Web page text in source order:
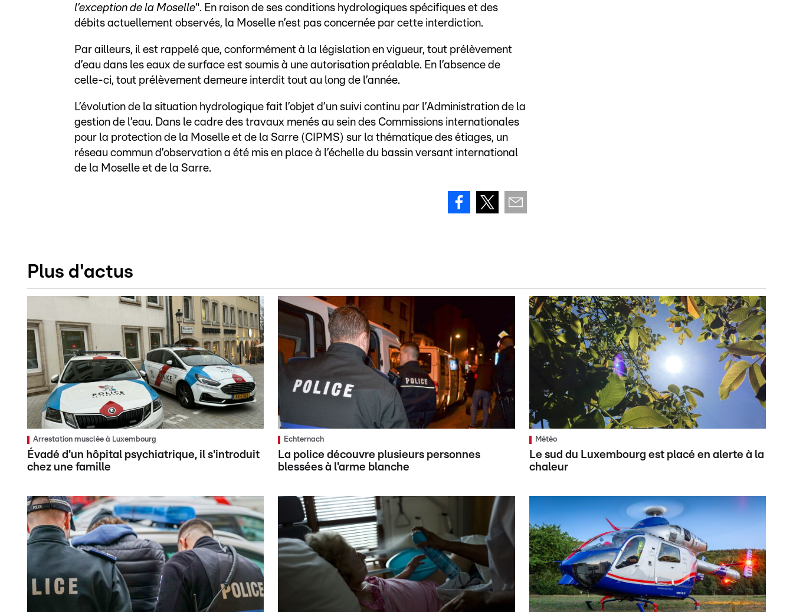
l’exception de la Moselle". En raison de ses conditions hydrologiques spécifiques et des
débits actuellement observés, la Moselle n’est pas concernée par cette interdiction.
Par ailleurs, il est rappelé que, conformément à la législation en vigueur, tout prélèvement
d’eau dans les eaux de surface est soumis à une autorisation préalable. En l’absence de
celle-ci, tout prélèvement demeure interdit tout au long de l’année.
L’évolution de la situation hydrologique fait l’objet d’un suivi continu par l’Administration de la
gestion de l’eau. Dans le cadre des travaux menés au sein des Commissions internationales
pour la protection de la Moselle et de la Sarre (CIPMS) sur la thématique des étiages, un
réseau commun d’observation a été mis en place à l’échelle du bassin versant international
de la Moselle et de la Sarre.
Plus d'actus
Arrestation musclée à Luxembourg
Évadé d'un hôpital psychiatrique, il s'introduit
chez une famille
Echternach
La police découvre plusieurs personnes
blessées à l'arme blanche
Météo
Le sud du Luxembourg est placé en alerte à la
chaleur